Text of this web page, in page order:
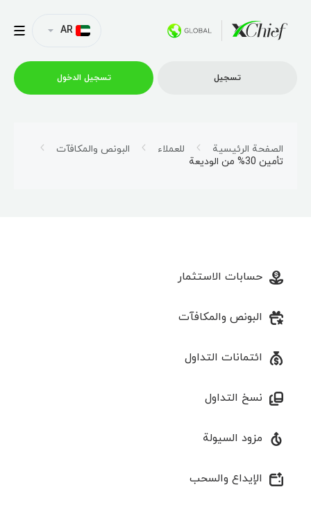
الشراكة
AR
تسجیل تسجیل الدخول
الصفحة الرئيسية للعملاء
البونص والمكافآت
تأمين 30% من الوديعة
حسابات الاستثمار
البونص والمكافآت
ائتمانات التداول
نسخ التداول
مزود السيولة
الإیداع والسحب